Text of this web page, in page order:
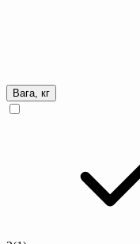
Вага, кг